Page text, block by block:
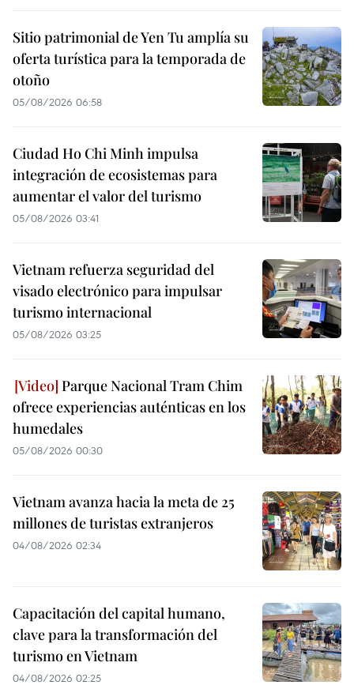
Sitio patrimonial de Yen Tu amplía su
oferta turística para la temporada de
otoño
05/08/2026 06:58
Ciudad Ho Chi Minh impulsa
integración de ecosistemas para
aumentar el valor del turismo
05/08/2026 03:41
Vietnam refuerza seguridad del
visado electrónico para impulsar
turismo internacional
05/08/2026 03:25
Parque Nacional Tram Chim
ofrece experiencias auténticas en los
humedales
05/08/2026 00:30
Vietnam avanza hacia la meta de 25
millones de turistas extranjeros
04/08/2026 02:34
Capacitación del capital humano,
clave para la transformación del
turismo en Vietnam
04/08/2026 02:25